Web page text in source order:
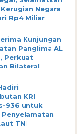
Negara
Rp4 Miliar
Kunjungan
Panglima AL
Perkuat
Bilateral
KRI
936 untuk
TNI